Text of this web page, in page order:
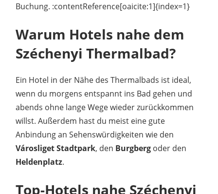
Buchung. :contentReference[oaicite:1]{index=1}
Warum Hotels nahe dem
Széchenyi Thermalbad?
Ein Hotel in der Nähe des Thermalbads ist ideal,
wenn du morgens entspannt ins Bad gehen und
abends ohne lange Wege wieder zurückkommen
willst. Außerdem hast du meist eine gute
Anbindung an Sehenswürdigkeiten wie den
Városliget Stadtpark, den Burgberg oder den
Heldenplatz.
Top-Hotels nahe Széchenyi